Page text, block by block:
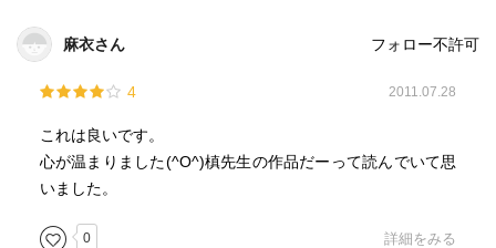
麻衣さん フォロー不許可
4 2011.07.28
これは良いです。
心が温まりました(^O^)槙先生の作品だーって読んでいて思
いました。
0 詳細をみる